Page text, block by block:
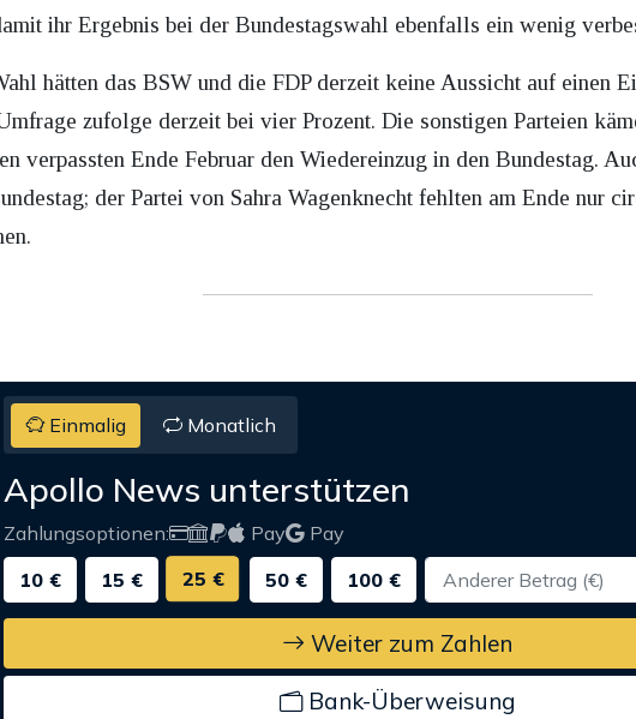
ihr Ergebnis bei der Bundestagswahl ebenfalls ein wenig
hätten das BSW und die FDP derzeit keine Aussicht auf einen
zufolge derzeit bei vier Prozent. Die sonstigen Parteien
verpassten Ende Februar den Wiedereinzug in den Bundestag.
der Partei von Sahra Wagenknecht fehlten am Ende nur
Einmalig Monatlich
Apollo News unterstützen
Zahlungsoptionen: Pay
Pay
10 €
15 € 25 € 50 € 100 €
Weiter zum Zahlen
Bank-Überweisung